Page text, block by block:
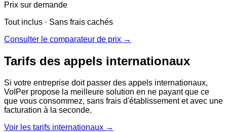
Prix sur demande
Tout inclus · Sans frais cachés
Consulter le comparateur de prix →
Tarifs des appels internationaux
Si votre entreprise doit passer des appels internationaux,
VoIPer propose la meilleure solution en ne payant que ce
que vous consommez, sans frais d'établissement et avec une
facturation à la seconde.
Voir les tarifs internationaux →